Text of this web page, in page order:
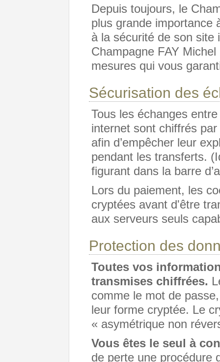
Depuis toujours, le
plus grande importance
à la sécurité de son site
Champagne FAY
mesures qui vous
Sécurisation des
Tous les échanges
internet sont chiffrés
afin d’empêcher leur
pendant les transferts.
figurant dans la barre
Lors du paiement, les
cryptées avant d'être
aux serveurs seuls
Protection des
Toutes vos
transmises chiffrées.
comme le mot de
leur forme cryptée. Le
« asymétrique non
Vous êtes le seul à
de perte une procédure